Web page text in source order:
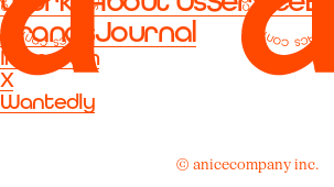
か
ら
リ
BrandsJournal
Instagram
X
Wantedly
© anicecompany inc.